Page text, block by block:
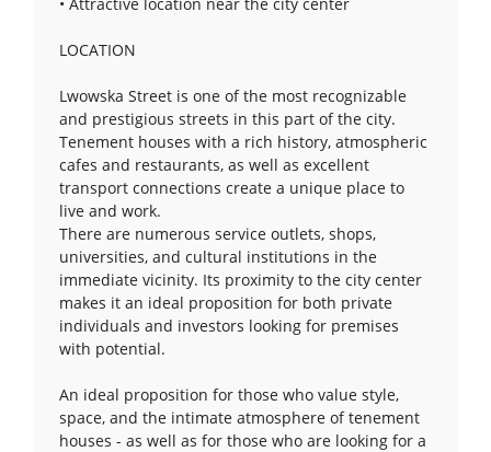
LOCATION
Lwowska Street is one of the most recognizable
and prestigious streets in this part of the city.
Tenement houses with a rich history, atmospheric
cafes and restaurants, as well as excellent
transport connections create a unique place to
live and work.
There are numerous service outlets, shops,
universities, and cultural institutions in the
immediate vicinity. Its proximity to the city center
makes it an ideal proposition for both private
individuals and investors looking for premises
with potential.
An ideal proposition for those who value style,
space, and the intimate atmosphere of tenement
houses - as well as for those who are looking for a